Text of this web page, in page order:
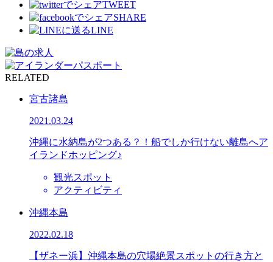
TWEET
SHARE
LINE
RELATED
宮古諸島
2021.03.24
沖縄に水納島が2つある？！船でしか行けない離島へア
イランドホッピング♪
観光スポット
アクティビティ
沖縄本島
2022.02.18
【ザネー浜】沖縄本島の穴場絶景スポットの行き方と